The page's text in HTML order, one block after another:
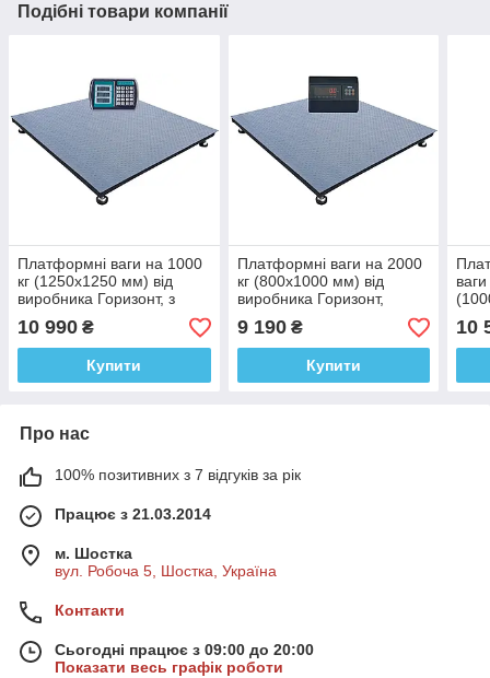
Подібні товари компанії
Платформні ваги на 1000
кг (1250х1250 мм) від
виробника Горизонт, з
калькулятором, серія
«СТАНДАРТ»
10 990 ₴
Купити
Платформні ваги на 2000
кг (800х1000 мм) від
виробника Горизонт,
електронні, серія
«СТАНДАРТ»
9 190₴
Купити
10
Про нас
100% позитивних з 7 відгуків за рік
Працює з 21.03.2014
м. Шостка
вул. Робоча 5, Шостка, Україна
Контакти
Сьогодні працює з 09:00 до 20:00
Показати весь графік роботи